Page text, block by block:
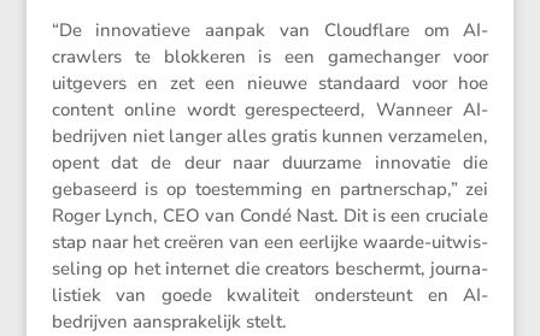
“De innova­tieve aanpak van Cloud­flare om AI-
crawlers te blokkeren is een gamechanger voor
uitge­vers en zet een nieuwe standaard voor hoe
content online wordt geres­pec­teerd, Wanneer AI-
bedrijven niet langer alles gratis kunnen verza­melen,
opent dat de deur naar duurzame innovatie die
gebaseerd is op toestem­ming en partner­schap,” zei
Roger Lynch, CEO van Condé Nast. Dit is een cruciale
stap naar het creëren van een eerlijke waarde-uitwis­
se­ling op het internet die creators beschermt, journa­
lis­tiek van goede kwali­teit onder­steunt en AI-
bedrijven aanspra­ke­lijk stelt.